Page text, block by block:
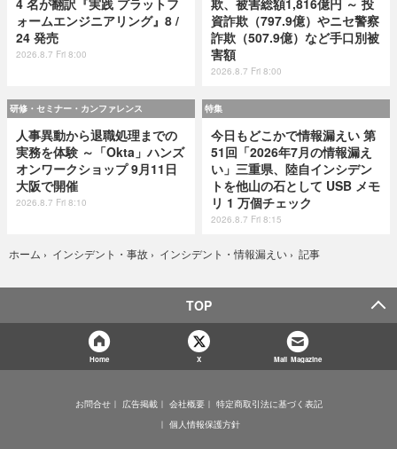
4 名が翻訳『実践 プラットフ
ォームエンジニアリング』8 /
24 発売
2026.8.7 Fri 8:00
欺、被害総額1,816億円 ～ 投
資詐欺（797.9億）やニセ警察
詐欺（507.9億）など手口別被
害額
2026.8.7 Fri 8:00
研修・セミナー・カンファレンス
人事異動から退職処理までの
実務を体験 ～「Okta」ハンズ
オンワークショップ 9月11日
大阪で開催
2026.8.7 Fri 8:10
特集
今日もどこかで情報漏えい 第
51回「2026年7月の情報漏え
い」三重県、陸自インシデン
トを他山の石として USB メモ
リ 1 万個チェック
2026.8.7 Fri 8:15
ホーム › インシデント・事故 › インシデント・情報漏えい › 記事
TOP
Home X Mail Magazine
お問合せ 広告掲載 会社概要
特定商取引法に基づく表記
個人情報保護方針